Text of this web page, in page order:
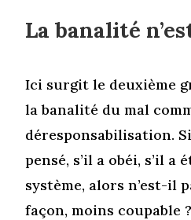
La banalité
Ici surgit le deuxième
la banalité du mal
déresponsabilisation.
pensé, s’il a obéi, s’il a
système, alors n’est-il
façon, moins coupable